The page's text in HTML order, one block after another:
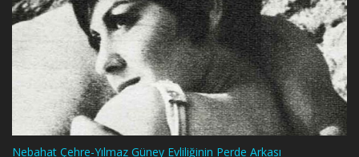
Nebahat Çehre-Yılmaz Güney Evliliğinin Perde Arkası